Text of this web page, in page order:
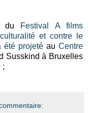
du Festival A films
et contre le
été projeté auCentre
Susskind à Bruxelles
;